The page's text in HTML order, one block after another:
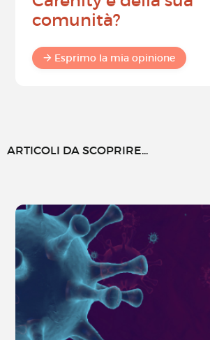
comunità?
Esprimo la mia opinione
ARTICOLI DA SCOPRIRE...